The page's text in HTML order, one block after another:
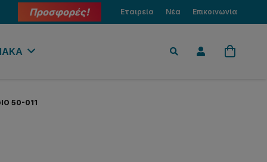
Προσφορές! Εταιρεία Νέα Επικοινωνία
50-011